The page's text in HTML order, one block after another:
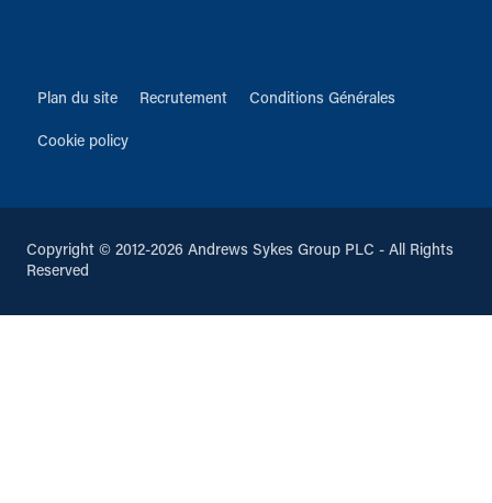
Plan du site Recrutement Conditions Générales
Cookie policy
Copyright © 2012-2026 Andrews Sykes Group PLC - All Rights
Reserved